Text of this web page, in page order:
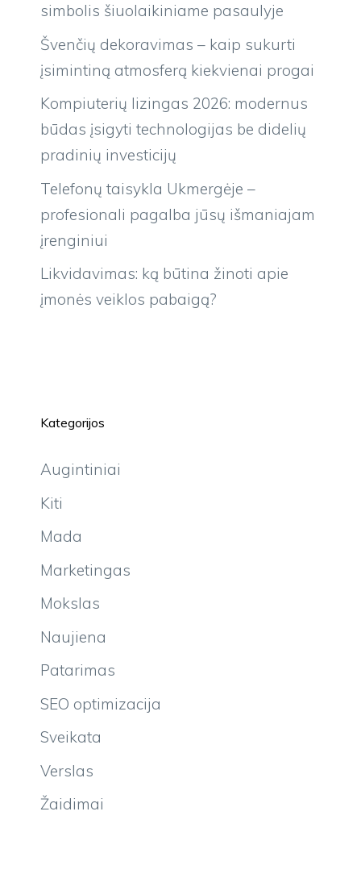
simbolis šiuolaikiniame pasaulyje
Švenčių dekoravimas – kaip sukurti
įsimintiną atmosferą kiekvienai progai
Kompiuterių lizingas 2026: modernus
būdas įsigyti technologijas be didelių
pradinių investicijų
Telefonų taisykla Ukmergėje –
profesionali pagalba jūsų išmaniajam
įrenginiui
Likvidavimas: ką būtina žinoti apie
įmonės veiklos pabaigą?
Kategorijos
Augintiniai
Kiti
Mada
Marketingas
Mokslas
Naujiena
Patarimas
SEO optimizacija
Sveikata
Verslas
Žaidimai